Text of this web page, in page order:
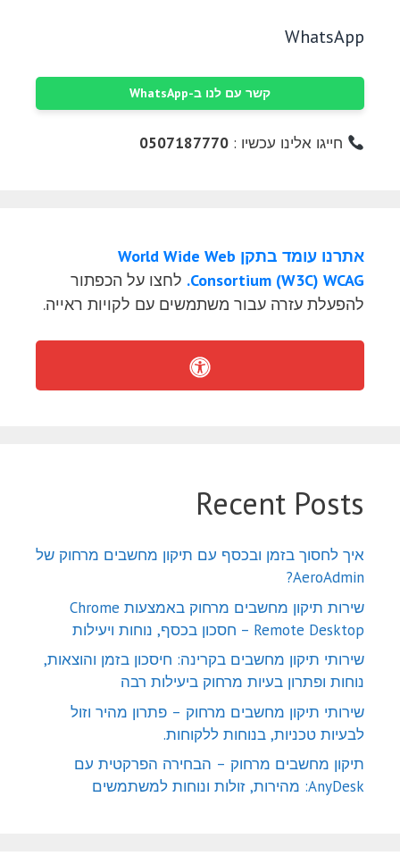
WhatsApp
קשר עם לנו ב-WhatsApp
חייגו אלינו עכשיו :0507187770
אתרנו עומד בתקן World Wide Web
Consortium (W3C) WCAG. לחצו על הכפתור
להפעלת עזרה עבור משתמשים עם לקויות ראייה.
Recent Posts
איך לחסוך בזמן ובכסף עם תיקון מחשבים מרחוק של
AeroAdmin?
שירות תיקון מחשבים מרחוק באמצעות Chrome
Remote Desktop – חסכון בכסף, נוחות ויעילות
שירותי תיקון מחשבים בקרינה: חיסכון בזמן והוצאות,
נוחות ופתרון בעיות מרחוק ביעילות רבה
שירותי תיקון מחשבים מרחוק – פתרון מהיר וזול
לבעיות טכניות, בנוחות ללקוחות.
תיקון מחשבים מרחוק – הבחירה הפרקטית עם
AnyDesk: מהירות, זולות ונוחות למשתמשים